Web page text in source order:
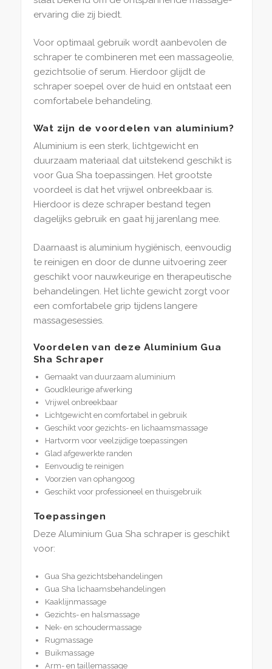
ervaring die zij biedt.
Voor optimaal gebruik wordt aanbevolen de
schraper te combineren met een massageolie,
gezichtsolie of serum. Hierdoor glijdt de
schraper soepel over de huid en ontstaat een
comfortabele behandeling.
Wat zijn de voordelen van aluminium?
Aluminium is een sterk, lichtgewicht en
duurzaam materiaal dat uitstekend geschikt is
voor Gua Sha toepassingen. Het grootste
voordeel is dat het vrijwel onbreekbaar is.
Hierdoor is deze schraper bestand tegen
dagelijks gebruik en gaat hij jarenlang mee.
Daarnaast is aluminium hygiënisch, eenvoudig
te reinigen en door de dunne uitvoering zeer
geschikt voor nauwkeurige en therapeutische
behandelingen. Het lichte gewicht zorgt voor
een comfortabele grip tijdens langere
massagesessies.
Voordelen van deze Aluminium Gua
Sha Schraper
Gemaakt van duurzaam aluminium
Goudkleurige afwerking
Vrijwel onbreekbaar
Lichtgewicht en comfortabel in gebruik
Geschikt voor gezichts- en lichaamsmassage
Hartvorm voor veelzijdige toepassingen
Glad afgewerkte randen
Eenvoudig te reinigen
Voorzien van ophangoog
Geschikt voor professioneel en thuisgebruik
Toepassingen
Deze Aluminium Gua Sha schraper is geschikt
voor:
Gua Sha gezichtsbehandelingen
Gua Sha lichaamsbehandelingen
Kaaklijnmassage
Gezichts- en halsmassage
Nek- en schoudermassage
Rugmassage
Buikmassage
Arm- en taillemassage